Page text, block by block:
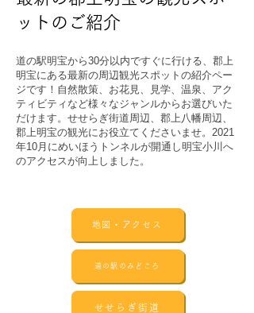
ットのご紹介
道の駅明宝から30分以内ですぐに行ける、郡上
明宝にある最新の周辺観光スポットの紹介ペー
ジです！自然散策、お花見、見学、温泉、アク
ティビティなど様々なジャンルからお選びいた
だけます。せせらぎ街道周辺、郡上八幡周辺、
郡上明宝の観光にお役立てくださいませ。2021
年10月にめいほうトンネルが開通し明宝小川へ
のアクセスが向上しました。
地図・アクセス
道の駅のみどころ
せせらぎ街道